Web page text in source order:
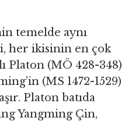
temelde aynı
her ikisinin en çok
Platon (MÖ 428-348)
(MS 1472-1529)
Platon batıda
Yangming Çin,